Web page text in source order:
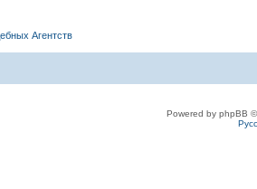
Агентств
Powered by phpBB